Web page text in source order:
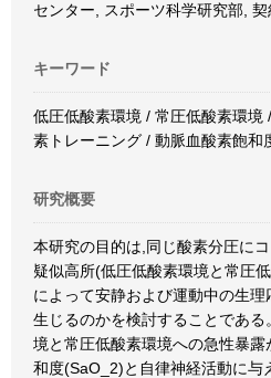
センター, スポーツ科学研究部,
キーワード
低圧低酸素環境 / 常圧低酸素環境
素トレーニング / 動脈血酸素飽和
研究概要
本研究の目的は,同じ酸素分圧に
疑似高所(低圧低酸素環境と常圧
によって安静および運動中の生
生じるのかを検討することであ
境と常圧低酸素環境への急性暴
和度(SaO_2)と自律神経活動に与